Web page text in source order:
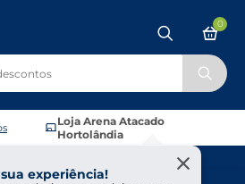
Loja Arena Atacado
Hortolândia
experiência!
0